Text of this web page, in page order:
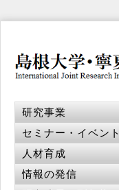
研究事業
セミナー・イベント
人材育成
情報の発信